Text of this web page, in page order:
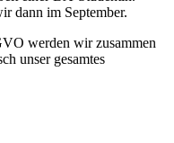
dann im September.
werden wir zusammen
unser gesamtes